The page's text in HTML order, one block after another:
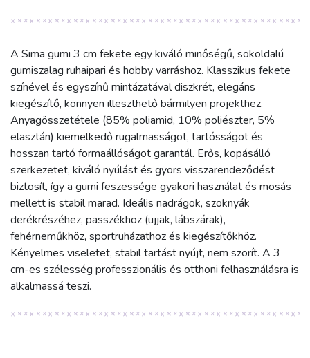
A Sima gumi 3 cm fekete egy kiváló minőségű, sokoldalú
gumiszalag ruhaipari és hobby varráshoz. Klasszikus fekete
színével és egyszínű mintázatával diszkrét, elegáns
kiegészítő, könnyen illeszthető bármilyen projekthez.
Anyagösszetétele (85% poliamid, 10% poliészter, 5%
elasztán) kiemelkedő rugalmasságot, tartósságot és
hosszan tartó formaállóságot garantál. Erős, kopásálló
szerkezetet, kiváló nyúlást és gyors visszarendeződést
biztosít, így a gumi feszessége gyakori használat és mosás
mellett is stabil marad. Ideális nadrágok, szoknyák
derékrészéhez, passzékhoz (ujjak, lábszárak),
fehérneműkhöz, sportruházathoz és kiegészítőkhöz.
Kényelmes viseletet, stabil tartást nyújt, nem szorít. A 3
cm-es szélesség professzionális és otthoni felhasználásra is
alkalmassá teszi.